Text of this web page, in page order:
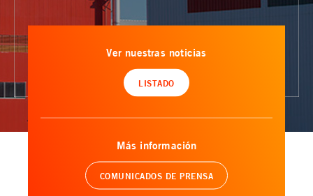
Ver nuestras noticias
LISTADO
Más información
COMUNICADOS DE PRENSA